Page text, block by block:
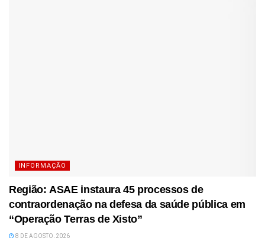
INFORMAÇÃO
Região: ASAE instaura 45 processos de
contraordenação na defesa da saúde pública em
“Operação Terras de Xisto”
8 DE AGOSTO, 2026